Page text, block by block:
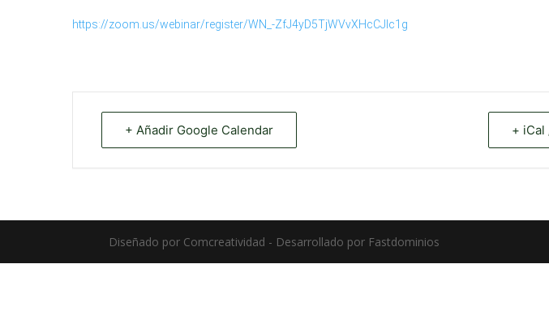
https://zoom.us/webinar/register/WN_-ZfJ4yD5TjWVvXHcCJlc1g
+ Añadir Google Calendar +
Diseñado por Comcreatividad - Desarrollado por Fastdominios